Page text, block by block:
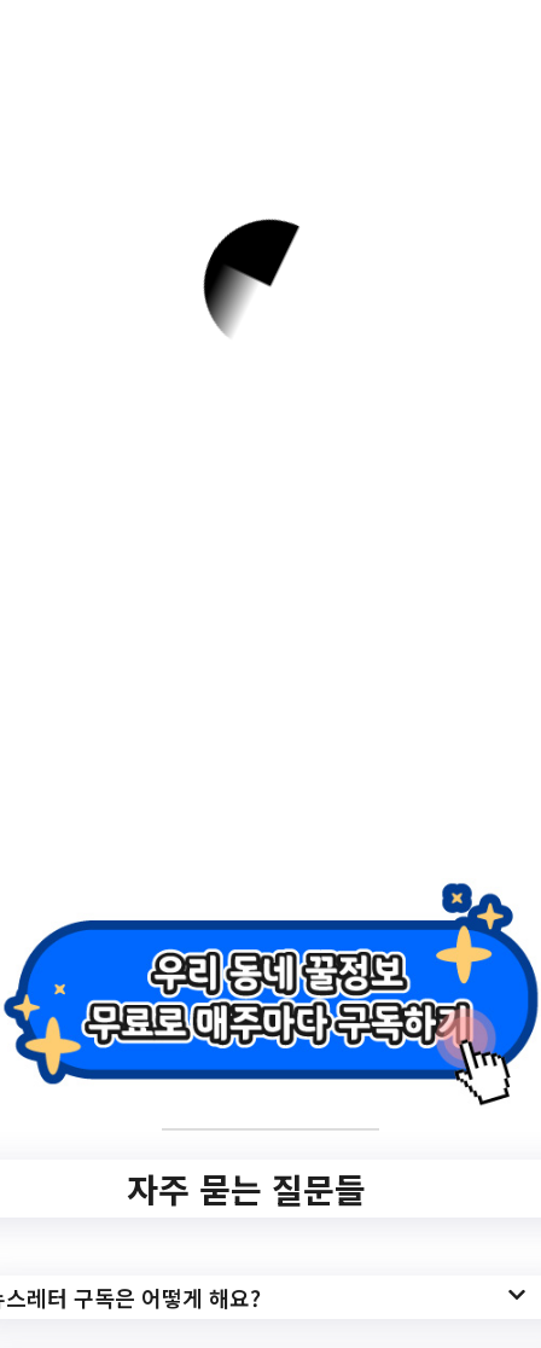
[맞벌이가정지원사
업] 가족활동 단짠가
2.
2023년 「사회적 약
자의 반려동물 돌봄
서비스 및 우리동네
펫위탁소」 홍보
https://www.hometip.so/bridge/2023년
자주 묻는 질문들
스레터 구독은 어떻게 해요?